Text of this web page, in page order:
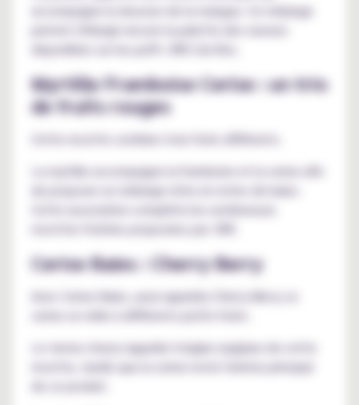
accompagne la douceur de la mangue. Ce mélange
permet d'élargir encore la palette des saveurs
Myrtille Framboise Cerise : un trio
de fruits rouges
Cette recette combine trois fruits différents.
La myrtille accompagne la framboise et la cerise afin
de proposer un mélange riche en notes de baies.
Cerise Baies : Cherry Berry
Avec Cerise Baies, aussi appelée Cherry Berry
Le terme cherry rappelle l'origine anglaise de cette
recette, tandis que la cerise reste l'arôme principal